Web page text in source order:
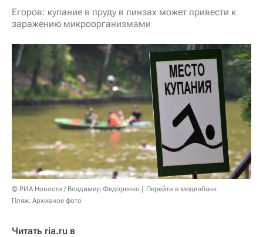
Егоров: купание в пруду в линзах может привести к
заражению микроорганизмами
© РИА Новости / Владимир Федоренко
Перейти в медиабанк
Пляж. Архивное фото
Читать ria.ru в